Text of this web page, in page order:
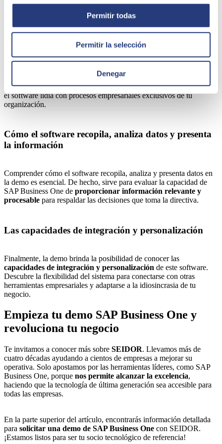
Permitir todas
Permitir la selección
Denegar
Ejemplos prácticos de procesos específicos
¿Podrá SAP Business One gestionar los procesos específicos de mi
negocio? Nosotros sabemos que este ERP es como
. Sin embargo, al explorar ejemplos
prácticos durante la demo te resultará más sencillo vislumbrar cómo
el software lidia con procesos empresariales exclusivos de tu
organización.
Cómo el software recopila, analiza datos y presenta
la información
Comprender cómo el software recopila, analiza y presenta datos en
la demo es esencial. De hecho, sirve para evaluar la capacidad de
SAP Business One de proporcionar información relevante y
procesable para respaldar las decisiones que toma la directiva.
Las capacidades de integración y personalización
Finalmente, la demo brinda la posibilidad de conocer las
capacidades de integración y personalización de este software.
Descubre la flexibilidad del sistema para conectarse con otras
herramientas empresariales y adaptarse a la idiosincrasia de tu
negocio.
Empieza tu demo SAP Business One y
revoluciona tu negocio
Te invitamos a conocer más sobre SEIDOR. Llevamos más de
cuatro décadas ayudando a cientos de empresas a mejorar su
operativa. Solo apostamos por las herramientas líderes, como SAP
Business One, porque nos permite alcanzar la excelencia,
haciendo que la tecnología de última generación sea accesible para
todas las empresas.
En la parte superior del artículo, encontrarás información detallada
para solicitar una demo de SAP Business One con SEIDOR.
¡Estamos listos para ser tu socio tecnológico de referencia!